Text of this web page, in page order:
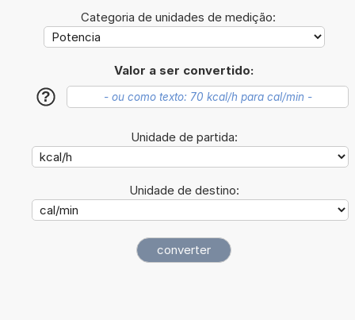
Categoria de unidades de medição:
Valor a ser convertido:
?
Unidade de partida:
Unidade de destino: